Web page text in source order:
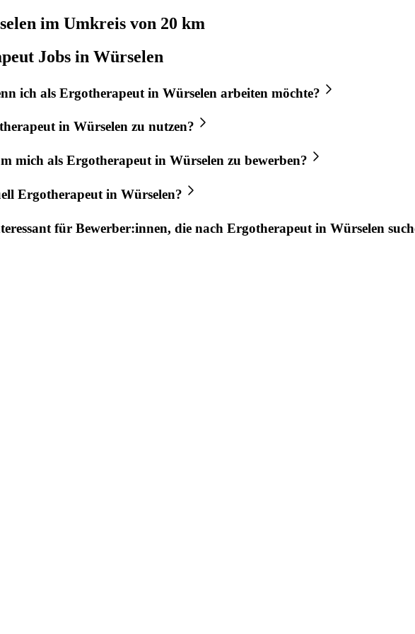
im Umkreis von 20 km
Jobs in Würselen
ich als Ergotherapeut in Würselen arbeiten möchte?
in Würselen zu nutzen?
mich als Ergotherapeut in Würselen zu bewerben?
Ergotherapeut in Würselen?
für Bewerber:innen, die nach Ergotherapeut in Würselen